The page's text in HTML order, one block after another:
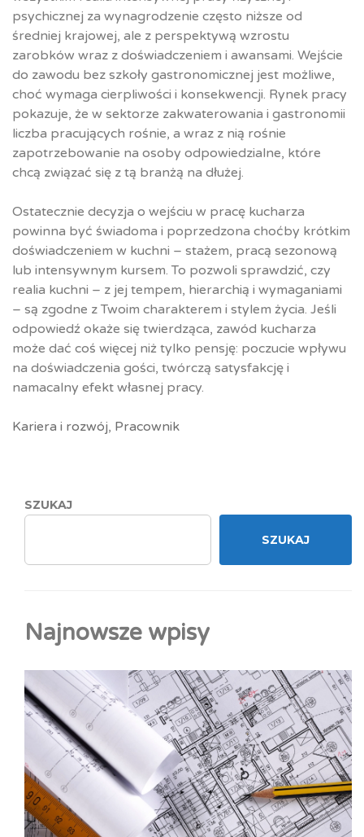
psychicznej za wynagrodzenie często niższe od
średniej krajowej, ale z perspektywą wzrostu
zarobków wraz z doświadczeniem i awansami. Wejście
do zawodu bez szkoły gastronomicznej jest możliwe,
choć wymaga cierpliwości i konsekwencji. Rynek pracy
pokazuje, że w sektorze zakwaterowania i gastronomii
liczba pracujących rośnie, a wraz z nią rośnie
zapotrzebowanie na osoby odpowiedzialne, które
chcą związać się z tą branżą na dłużej.
Ostatecznie decyzja o wejściu w pracę kucharza
powinna być świadoma i poprzedzona choćby krótkim
doświadczeniem w kuchni – stażem, pracą sezonową
lub intensywnym kursem. To pozwoli sprawdzić, czy
realia kuchni – z jej tempem, hierarchią i wymaganiami
– są zgodne z Twoim charakterem i stylem życia. Jeśli
odpowiedź okaże się twierdząca, zawód kucharza
może dać coś więcej niż tylko pensję: poczucie wpływu
na doświadczenia gości, twórczą satysfakcję i
namacalny efekt własnej pracy.
Kariera i rozwój, Pracownik
SZUKAJ
SZUKAJ
Najnowsze wpisy